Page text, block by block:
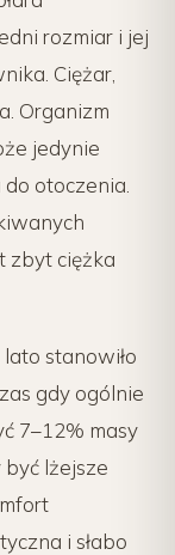
rozmiar i jej
Ciężar,
Organizm
jedynie
otoczenia.
zbyt ciężka
stanowiło
gdy ogólnie
7–12% masy
być lżejsze
i słabo